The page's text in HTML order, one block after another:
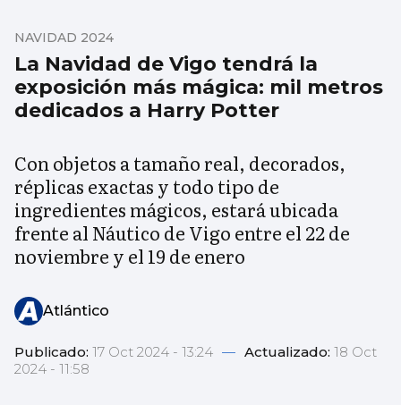
La Navidad de Vigo tendrá la
exposición más mágica: mil metros
dedicados a Harry Potter
NAVIDAD 2024
Con objetos a tamaño real, decorados,
réplicas exactas y todo tipo de
ingredientes mágicos, estará ubicada
frente al Náutico de Vigo entre el 22 de
noviembre y el 19 de enero
Atlántico
Publicado: 17 Oct 2024 - 13:24 — Actualizado: 18 Oct
2024 - 11:58